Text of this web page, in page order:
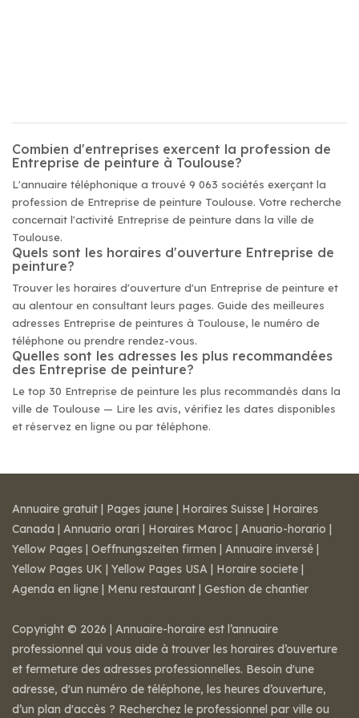
Combien d'entreprises exercent la profession de
Entreprise de peinture à Toulouse?
L'annuaire téléphonique a trouvé 9 063 sociétés exerçant la
profession de Entreprise de peinture Toulouse. Votre recherche
concernait l'activité Entreprise de peinture dans la ville de
Toulouse.
Quels sont les horaires d'ouverture Entreprise de
peinture?
Trouver les horaires d'ouverture d'un Entreprise de peinture et
au alentour en consultant leurs pages. Guide des meilleures
adresses Entreprise de peintures à Toulouse, le numéro de
téléphone ou prendre rendez-vous.
Quelles sont les adresses les plus recommandées
des Entreprise de peinture?
Le top 30 Entreprise de peinture les plus recommandés dans la
ville de Toulouse — Lire les avis, vérifiez les dates disponibles
et réservez en ligne ou par téléphone.
Annuaire gratuit | Pages jaune | Horaires Suisse | Horaires
Canada | Annuario orari | Horaires Maroc | Anuario-horario |
Yellow Pages | Oeffnungszeiten firmen | Annuaire inversé |
Yellow Pages UK | Yellow Pages USA | Horaire societe |
Agenda en ligne | Menu restaurant | Gestion de chantier
Copyright © 2026 | Annuaire-horaire est l’annuaire
professionnel qui vous aide à trouver les horaires d’ouverture
et fermeture des adresses professionnelles. Besoin d'une
adresse, d'un numéro de téléphone, les heures d’ouverture,
d’un plan d'accès ? Recherchez le professionnel par ville ou